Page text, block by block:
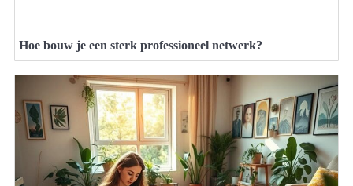
Hoe bouw je een sterk professioneel netwerk?